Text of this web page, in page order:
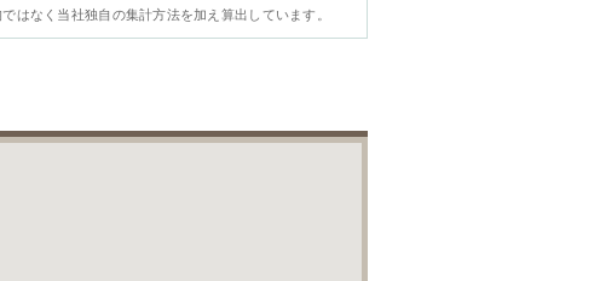
はなく当社独自の集計方法を加え算出しています。